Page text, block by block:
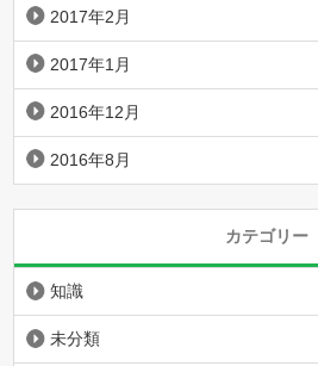
2017年2月
2017年1月
2016年12月
2016年8月
カテゴリー
知識
未分類